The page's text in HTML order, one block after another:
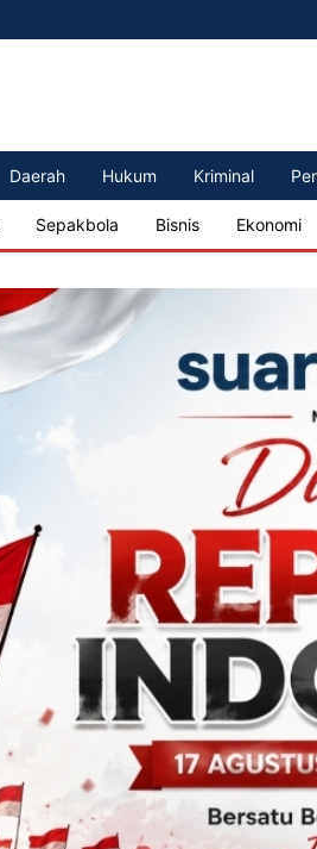
Daerah Hukum Kriminal
Sepakbola Bisnis Ekonomi